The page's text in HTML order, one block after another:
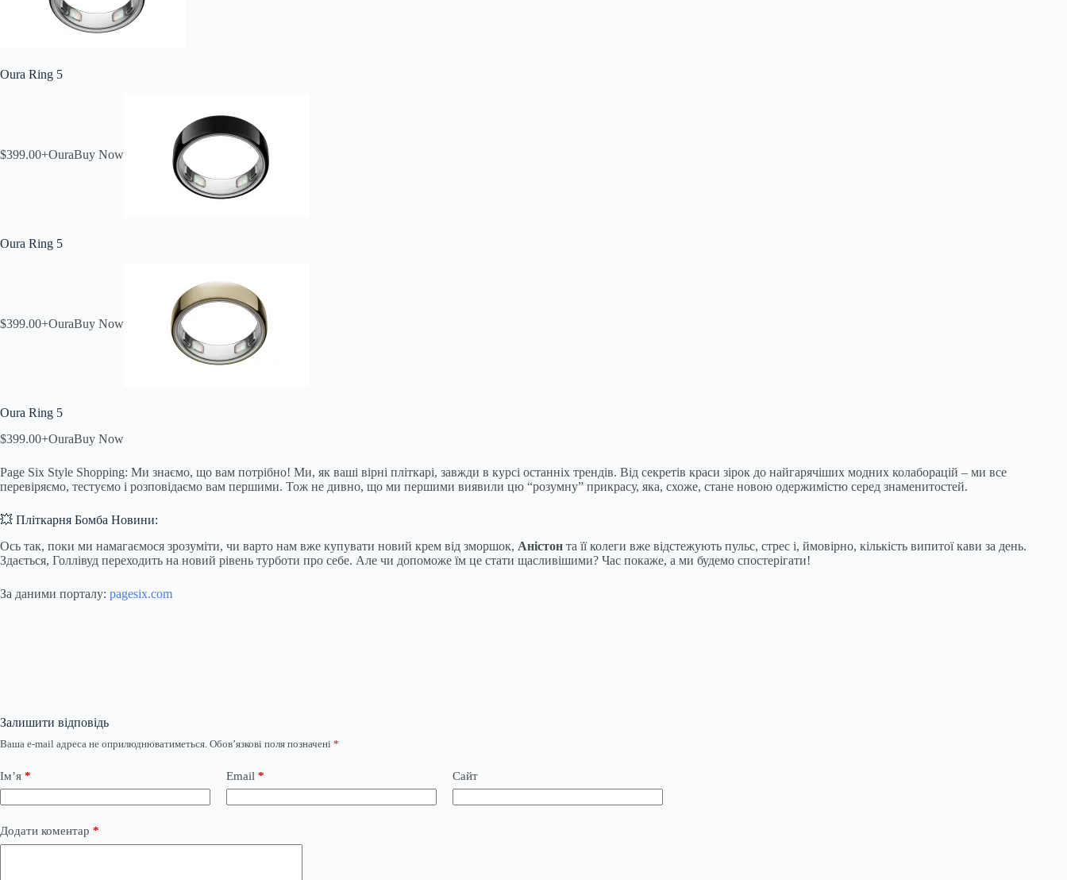
Oura Ring 5
$399.00+OuraBuy Now
Oura Ring 5
$399.00+OuraBuy Now
Oura Ring 5
$399.00+OuraBuy Now
Page Six Style Shopping: Ми знаємо, що вам потрібно! Ми, як ваші вірні пліткарі, завжди в курсі останніх трендів. Від секретів краси зірок до найгарячіших модних колаборацій – ми все
перевіряємо, тестуємо і розповідаємо вам першими. Тож не дивно, що ми першими виявили цю “розумну” прикрасу, яка, схоже, стане новою одержимістю серед знаменитостей.
💥 Пліткарня Бомба Новини:
Ось так, поки ми намагаємося зрозуміти, чи варто нам вже купувати новий крем від зморшок, Аністон та її колеги вже відстежують пульс, стрес і, ймовірно, кількість випитої кави за день.
Здається, Голлівуд переходить на новий рівень турботи про себе. Але чи допоможе їм це стати щасливішими? Час покаже, а ми будемо спостерігати!
За даними порталу: pagesix.com
Залишити відповідь
Ваша e-mail адреса не оприлюднюватиметься. Обов’язкові поля позначені *
Ім’я * Email * Сайт
Додати коментар *